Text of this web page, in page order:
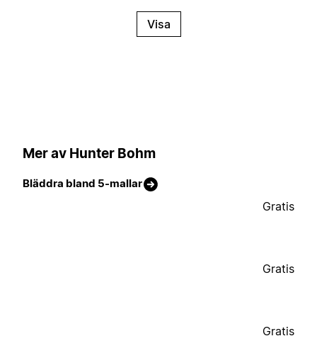
Visa
Mer av Hunter Bohm
Bläddra bland 5-mallar
Gratis
Gratis
Gratis